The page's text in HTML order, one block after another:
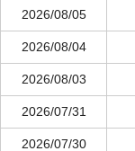
2026/08/05
2026/08/04
2026/08/03
2026/07/31
2026/07/30